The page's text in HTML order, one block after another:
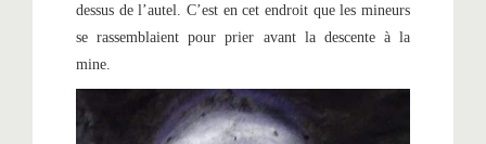
dessus de l’autel. C’est en cet endroit que les mineurs
se rassemblaient pour prier avant la descente à la
mine.